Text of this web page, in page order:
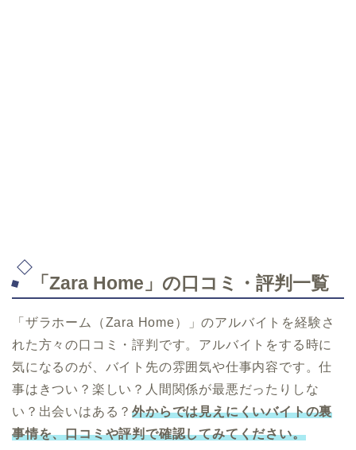
「Zara Home」の口コミ・評判一覧
「ザラホーム（Zara Home）」のアルバイトを経験さ
れた方々の口コミ・評判です。アルバイトをする時に
気になるのが、バイト先の雰囲気や仕事内容です。仕
事はきつい？楽しい？人間関係が最悪だったりしな
い？出会いはある？外からでは見えにくいバイトの裏
事情を、口コミや評判で確認してみてください。